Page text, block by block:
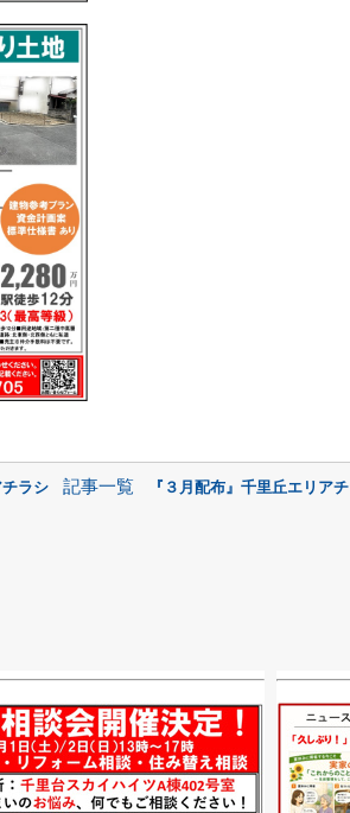
ラシ 記事一覧 『３月配布』千里丘エリア